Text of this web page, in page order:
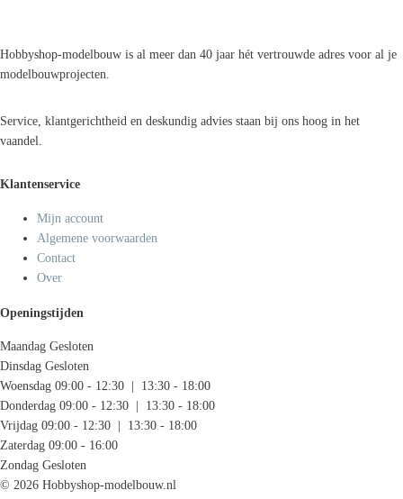
Hobbyshop-modelbouw is al meer dan 40 jaar hét vertrouwde adres voor al je
modelbouwprojecten.
Service, klantgerichtheid en deskundig advies staan bij ons hoog in het
vaandel.
Klantenservice
Mijn account
Algemene voorwaarden
Contact
Over
Openingstijden
Maandag Gesloten
Dinsdag Gesloten
Woensdag 09:00 - 12:30 | 13:30 - 18:00
Donderdag 09:00 - 12:30 | 13:30 - 18:00
Vrijdag 09:00 - 12:30 | 13:30 - 18:00
Zaterdag 09:00 - 16:00
Zondag Gesloten
© 2026 Hobbyshop-modelbouw.nl